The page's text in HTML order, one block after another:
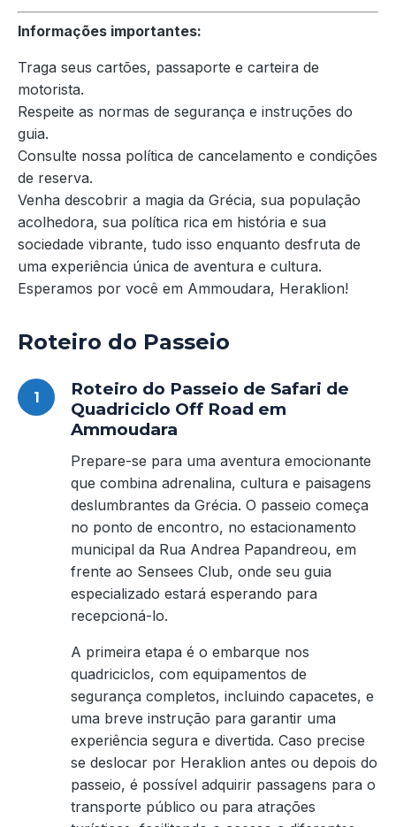
Informações importantes:
Traga seus cartões, passaporte e carteira de
motorista.
Respeite as normas de segurança e instruções do
guia.
Consulte nossa política de cancelamento e condições
de reserva.
Venha descobrir a magia da Grécia, sua população
acolhedora, sua política rica em história e sua
sociedade vibrante, tudo isso enquanto desfruta de
uma experiência única de aventura e cultura.
Esperamos por você em Ammoudara, Heraklion!
Roteiro do Passeio
Roteiro do Passeio de Safari de
Quadriciclo Off Road em
Ammoudara
Prepare-se para uma aventura emocionante
que combina adrenalina, cultura e paisagens
deslumbrantes da Grécia. O passeio começa
no ponto de encontro, no estacionamento
municipal da Rua Andrea Papandreou, em
frente ao Sensees Club, onde seu guia
especializado estará esperando para
recepcioná-lo.
A primeira etapa é o embarque nos
quadriciclos, com equipamentos de
segurança completos, incluindo capacetes, e
uma breve instrução para garantir uma
experiência segura e divertida. Caso precise
se deslocar por Heraklion antes ou depois do
passeio, é possível adquirir passagens para o
transporte público ou para atrações